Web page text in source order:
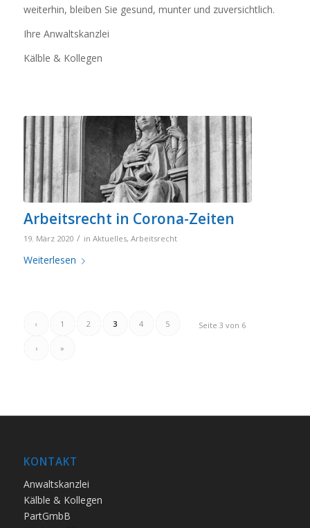
weiterhin, bleiben Sie gesund, munter und zuversichtlich.
Ihre Anwaltskanzlei
Kälble & Kollegen
Arbeitsrecht in Corona-Zeiten
19. März 2020 / in Aktuelles, Arbeitsrecht
Weiterlesen
Seite 3 von 6
‹ 1 2 3 4 5
› »
KONTAKT
Anwaltskanzlei
Kälble & Kollegen
PartGmbB